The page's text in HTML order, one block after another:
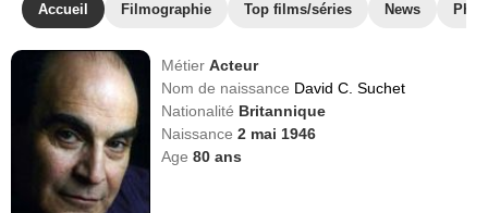
Accueil Filmographie Top films/séries News
MétierActeur
Nom de naissance David C. Suchet
Nationalité Britannique
Naissance2 mai 1946
Age80 ans